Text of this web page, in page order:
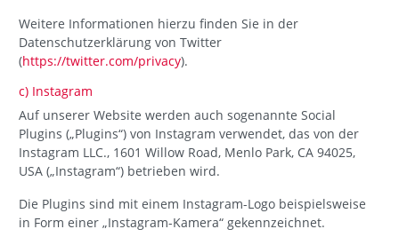
Weitere Informationen hierzu finden Sie in der
Datenschutzerklärung von Twitter
(https://twitter.com/privacy).
c) Instagram
Auf unserer Website werden auch sogenannte Social
Plugins („Plugins“) von Instagram verwendet, das von der
Instagram LLC., 1601 Willow Road, Menlo Park, CA 94025,
USA („Instagram“) betrieben wird.
Die Plugins sind mit einem Instagram-Logo beispielsweise
in Form einer „Instagram-Kamera“ gekennzeichnet.